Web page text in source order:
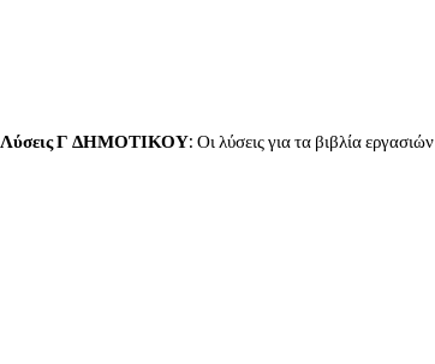
Λύσεις Γ ΔΗΜΟΤΙΚΟΥ: Οι λύσεις για τα βιβλία εργασιών